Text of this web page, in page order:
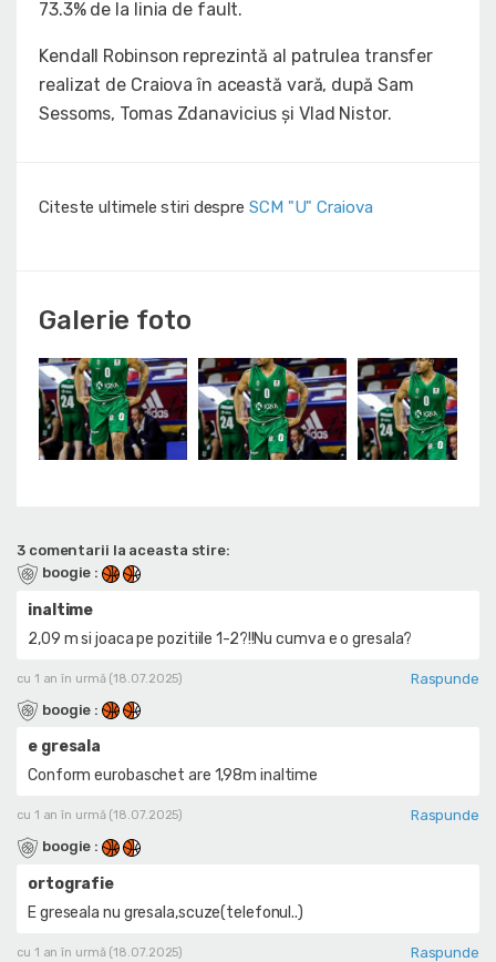
73.3% de la linia de fault.
Kendall Robinson reprezintă al patrulea transfer
realizat de Craiova în această vară, după Sam
Sessoms, Tomas Zdanavicius și Vlad Nistor.
Citeste ultimele stiri despre SCM "U" Craiova
Galerie foto
3 comentarii la aceasta stire:
boogie :
inaltime
2,09 m si joaca pe pozitiile 1-2?!!Nu cumva e o gresala?
cu 1 an în urmă (18.07.2025)
Raspunde
boogie :
e gresala
Conform eurobaschet are 1,98m inaltime
cu 1 an în urmă (18.07.2025)
Raspunde
boogie :
ortografie
E greseala nu gresala,scuze(telefonul..)
cu 1 an în urmă (18.07.2025) Raspunde